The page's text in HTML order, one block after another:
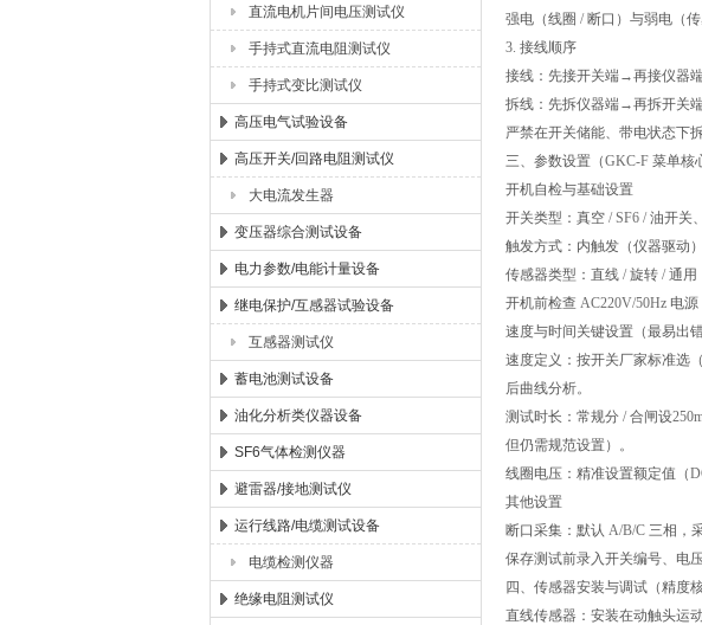
直流电机片间电压测试仪
手持式直流电阻测试仪
手持式变比测试仪
高压电气试验设备
高压开关/回路电阻测试仪
大电流发生器
变压器综合测试设备
电力参数/电能计量设备
继电保护/互感器试验设备
互感器测试仪
蓄电池测试设备
油化分析类仪器设备
SF6气体检测仪器
避雷器/接地测试仪
运行线路/电缆测试设备
电缆检测仪器
绝缘电阻测试仪
强电（线圈 / 断口）与弱电（
3. 接线顺序
接线：先接开关端→再接仪器
拆线：先拆仪器端→再拆开关
严禁在开关储能、带电状态下
三、参数设置（GKC-F 菜单核
开机自检与基础设置
开关类型：真空 / SF6 /油开关
触发方式：内触发（仪器驱动
传感器类型：直线 /旋转 /通用
开机前检查 AC220V/50Hz 电源
速度与时间关键设置（最易出错
速度定义：按开关厂家标准选
后曲线分析。
测试时长：常规分 /合闸设
但仍需规范设置）。
线圈电压：精准设置额定值（
其他设置
断口采集：默认 A/B/C 三相，
保存测试前录入开关编号、电
四、传感器安装与调试（精度核
直线传感器：安装在动触头运